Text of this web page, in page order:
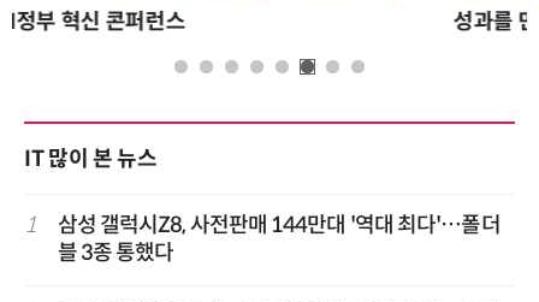
성과를 만드는 AI 에이전트 운영 전략 및 사례
IT 많이 본 뉴스
1
삼성 갤럭시Z8, 사전판매 144만대 '역대 최다'…폴더
블 3종 통했다